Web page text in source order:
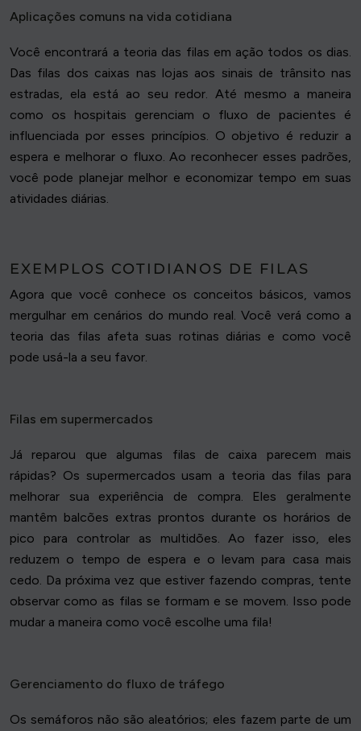
Aplicações comuns na vida cotidiana
Você encontrará a teoria das filas em ação todos os dias.
Das filas dos caixas nas lojas aos sinais de trânsito nas
estradas, ela está ao seu redor. Até mesmo a maneira
como os hospitais gerenciam o fluxo de pacientes é
influenciada por esses princípios. O objetivo é reduzir a
espera e melhorar o fluxo. Ao reconhecer esses padrões,
você pode planejar melhor e economizar tempo em suas
atividades diárias.
EXEMPLOS COTIDIANOS DE FILAS
Agora que você conhece os conceitos básicos, vamos
mergulhar em cenários do mundo real. Você verá como a
teoria das filas afeta suas rotinas diárias e como você
pode usá-la a seu favor.
Filas em supermercados
Já reparou que algumas filas de caixa parecem mais
rápidas? Os supermercados usam a teoria das filas para
melhorar sua experiência de compra. Eles geralmente
mantêm balcões extras prontos durante os horários de
pico para controlar as multidões. Ao fazer isso, eles
reduzem o tempo de espera e o levam para casa mais
cedo. Da próxima vez que estiver fazendo compras, tente
observar como as filas se formam e se movem. Isso pode
mudar a maneira como você escolhe uma fila!
Gerenciamento do fluxo de tráfego
Os semáforos não são aleatórios; eles fazem parte de um